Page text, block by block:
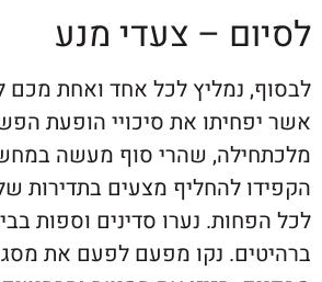
– צעדי מנע
נמליץ לכל אחד ואחת מכם לנקוט
את סיכויי הופעת הפשפשים
שהרי סוף מעשה במחשבה
להחליף מצעים בתדירות של פעם
נערו סדינים וספות בבית.
נקו מפעם לפעם את מסגרות